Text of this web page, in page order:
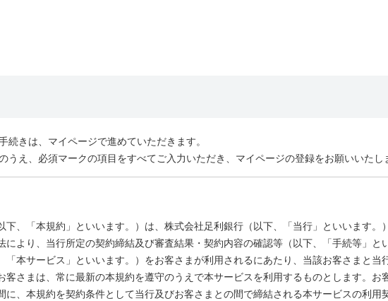
続きは、マイページで進めていただきます。
うえ、必須マークの項目をすべてご入力いただき、マイページの登録をお願いいたし
下、「本規約」といいます。）は、株式会社足利銀行（以下、「当行」といいます。
により、当行所定の契約締結及び審査結果・契約内容の確認等（以下、「手続等」と
「本サービス」といいます。）をお客さまが利用されるにあたり、当該お客さまと当
客さまは、常に最新の本規約を遵守のうえで本サービスを利用するものとします。お
に、本規約を契約条件として当行及びお客さまとの間で締結される本サービスの利用